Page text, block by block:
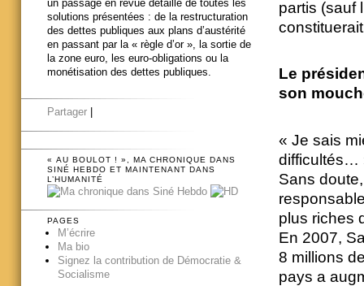
partis (sauf
Le
son
« Je sais
difficultés…
Sans
plus riches
En 2007,
8 millions
pays a
un passage en revue détaillé de toutes les
solutions présentées : de la restructuration
des dettes publiques aux plans d’austérité
en passant par la « règle d’or », la sortie de
la zone euro, les euro-obligations ou la
monétisation des dettes publiques.
Partager
« AU BOULOT ! », MA CHRONIQUE DANS
SINÉ HEBDO ET MAINTENANT DANS
L’HUMANITÉ
PAGES
M’écrire
Ma bio
Signez la contribution de Démocratie &
Socialisme